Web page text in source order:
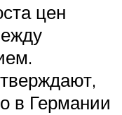
цен
в Германии